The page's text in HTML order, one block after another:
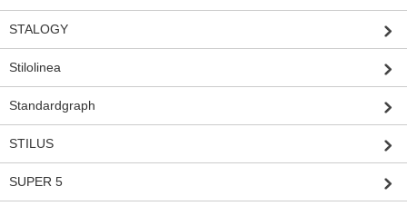
STALOGY
Stilolinea
Standardgraph
STILUS
SUPER 5